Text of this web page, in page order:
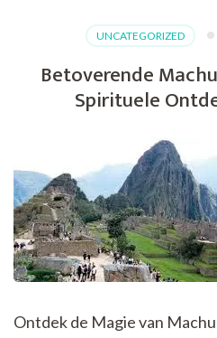
UNCATEGORIZED
Betoverende
Spirituele
Ontdek de Magie van